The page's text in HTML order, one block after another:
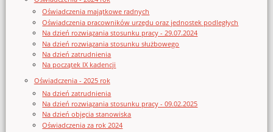
Oświadczenia majątkowe radnych
Oświadczenia pracowników urzędu oraz jednostek podległych
Na dzień rozwiązania stosunku pracy - 29.07.2024
Na dzień rozwiązania stosunku służbowego
Na dzień zatrudnienia
Na początek IX kadencji
Oświadczenia - 2025 rok
Na dzień zatrudnienia
Na dzień rozwiązania stosunku pracy - 09.02.2025
Na dzień objęcia stanowiska
Oświadczenia za rok 2024